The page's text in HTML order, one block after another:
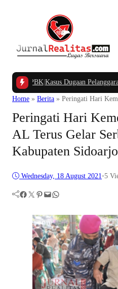
APBK Kasus Dugaan Pelanggaran
Home » Berita » Peringati Hari
Peringati Hari
AL Terus Gelar
Kabupaten Sidoarjo
Wednesday, 18 August 2021•5
Facebook Twitter Pinterest Mail WhatsApp